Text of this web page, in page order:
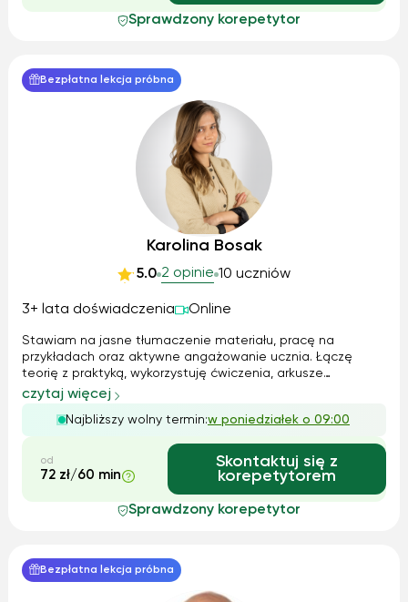
Sprawdzony korepetytor
Bezpłatna lekcja próbna
Karolina Bosak
5.0 2 opinie 10 uczniów
3+ lata doświadczenia Online
Stawiam na jasne tłumaczenie materiału, pracę na
przykładach oraz aktywne angażowanie ucznia. Łączę
teorię z praktyką, wykorzystuję ćwiczenia, arkusze
egzaminacyjne, notatki autorskie oraz rozmowę, aby uczeń
rozumiał materiał, a nie tylko go zapamiętywał. Tempo
pracy zawsze dopasowuję do możliwości ...
czytaj więcej
Najbliższy wolny termin:w poniedziałek o 09:00
od
72 zł/60 min
Skontaktuj się z
korepetytorem
Sprawdzony korepetytor
Bezpłatna lekcja próbna